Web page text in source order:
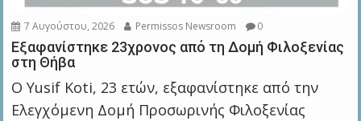
7 Αυγούστου, 2026 Permissos Newsroom 0
Εξαφανίστηκε 23χρονος από τη Δομή Φιλοξενίας
στη Θήβα
Ο Yusif Koti, 23 ετών, εξαφανίστηκε από την
Ελεγχόμενη Δομή Προσωρινής Φιλοξενίας